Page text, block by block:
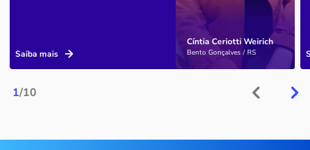
1/10
Cíntia Ceriotti Weirich
Bento Gonçalves / RS
Saiba mais